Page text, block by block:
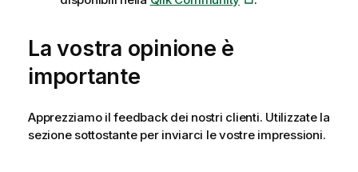
La vostra opinione è
importante
Apprezziamo il feedback dei nostri clienti. Utilizzate la
sezione sottostante per inviarci le vostre impressioni.